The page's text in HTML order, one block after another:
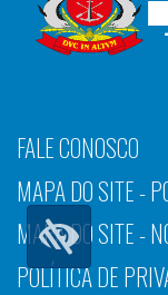
FALE CONOSCO
MAPA DO SITE -
MAPA DO SITE -
POLÍTICA DE